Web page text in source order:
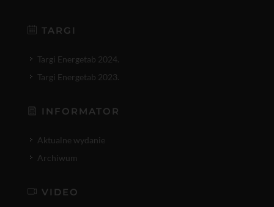
TARGI
Targi Energetab 2024.
Targi Energetab 2023.
INFORMATOR
Aktualne wydanie
Archiwum
VIDEO